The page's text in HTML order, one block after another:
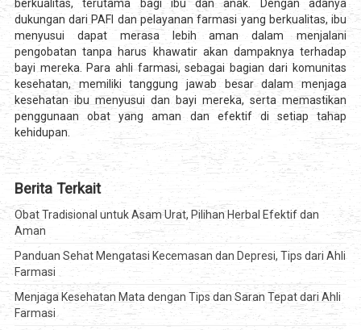
berkualitas, terutama bagi ibu dan anak. Dengan adanya
dukungan dari PAFI dan pelayanan farmasi yang berkualitas, ibu
menyusui dapat merasa lebih aman dalam menjalani
pengobatan tanpa harus khawatir akan dampaknya terhadap
bayi mereka. Para ahli farmasi, sebagai bagian dari komunitas
kesehatan, memiliki tanggung jawab besar dalam menjaga
kesehatan ibu menyusui dan bayi mereka, serta memastikan
penggunaan obat yang aman dan efektif di setiap tahap
kehidupan.
Berita Terkait
Obat Tradisional untuk Asam Urat, Pilihan Herbal Efektif dan
Aman
Panduan Sehat Mengatasi Kecemasan dan Depresi, Tips dari Ahli
Farmasi
Menjaga Kesehatan Mata dengan Tips dan Saran Tepat dari Ahli
Farmasi